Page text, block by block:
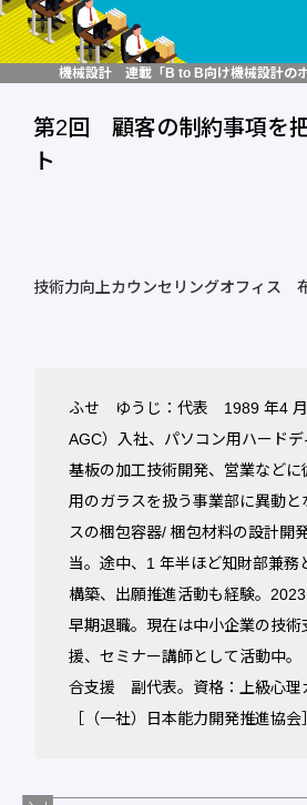
機械設計 連載「B to B向け機械設計のポ
第2回 顧客の制約事項を
ト
技術力向上カウンセリングオフィス
ふせ ゆうじ：代表 1989 年4 月
AGC）入社、パソコン用ハード
基板の加工技術開発、営業などに
用のガラスを扱う事業部に異動と
スの梱包容器/ 梱包材料の設計開
当。途中、1 年半ほど知財部兼務
構築、出願推進活動も経験。
早期退職。現在は中小企業の技術
援、セミナー講師として活動中。
合支援 副代表。資格：上級心理
［（一社）日本能力開発推進協会